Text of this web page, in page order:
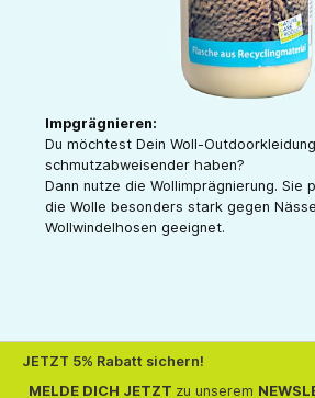
Impgrägnieren:
Du möchtest Dein Woll-
schmutzabweisender haben?
Dann nutze die Wollimprägnierung. Sie
die Wolle besonders stark gegen
Wollwindelhosen geeignet.
JETZT 5% Rabatt sichern!
MELDE DICH JETZT zu unserem